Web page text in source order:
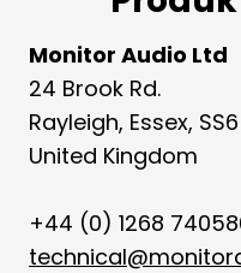
Monitor Audio Ltd
24 Brook Rd.
Rayleigh, Essex,
United Kingdom
+44 (0) 1268